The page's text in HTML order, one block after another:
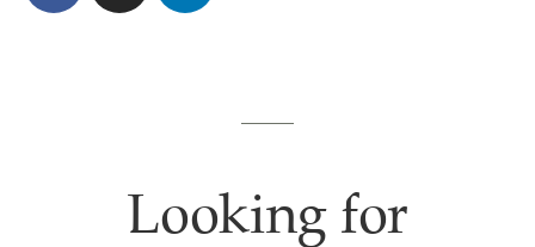
Looking for